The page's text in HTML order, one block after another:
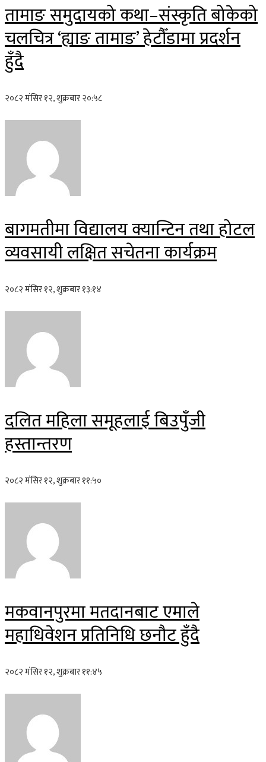
तामाङ समुदायको कथा–संस्कृति बोकेको
चलचित्र ‘ह्याङ तामाङ’ हेटौँडामा प्रदर्शन
हुँदै
२०८२ मंसिर १२, शुक्रबार २०:५८
बागमतीमा विद्यालय क्यान्टिन तथा होटल
व्यवसायी लक्षित सचेतना कार्यक्रम
२०८२ मंसिर १२, शुक्रबार १३:१४
दलित महिला समूहलाई बिउपुँजी
हस्तान्तरण
२०८२ मंसिर १२, शुक्रबार ११:५०
मकवानपुरमा मतदानबाट एमाले
महाधिवेशन प्रतिनिधि छनौट हुँदै
२०८२ मंसिर १२, शुक्रबार ११:४५